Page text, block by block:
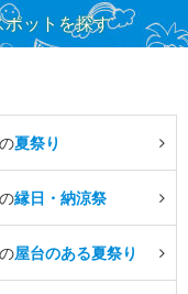
ットを探す
夏祭り
縁日・納涼祭
屋台のある夏祭り